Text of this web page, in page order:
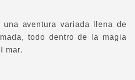
una aventura variada llena de
todo dentro de la magia
mar.